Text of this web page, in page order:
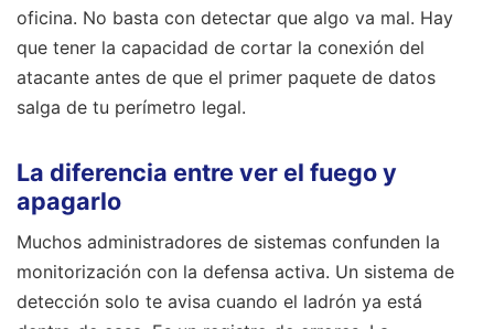
oficina. No basta con detectar que algo va mal. Hay
que tener la capacidad de cortar la conexión del
atacante antes de que el primer paquete de datos
salga de tu perímetro legal.
La diferencia entre ver el fuego y
apagarlo
Muchos administradores de sistemas confunden la
monitorización con la defensa activa. Un sistema de
detección solo te avisa cuando el ladrón ya está